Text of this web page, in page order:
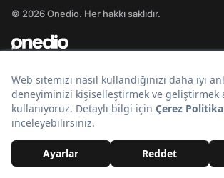
© 2026 Onedio. Her hakkı saklıdır.
Bir markasıdır.